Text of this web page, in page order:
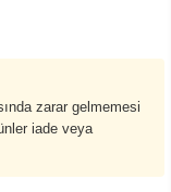
zarar gelmemesi
iade veya